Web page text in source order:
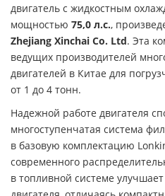
двигатель с жидкостным
мощностью 75,0 л.с.,
Zhejiang Xinchai Co. Ltd. Эта
ведущих производителей
двигателей в Китае для
от 1 до 4 тонн.
Надежной работе двигателя
многоступенчатая система
в базовую комплектацию
современного
в топливной системе